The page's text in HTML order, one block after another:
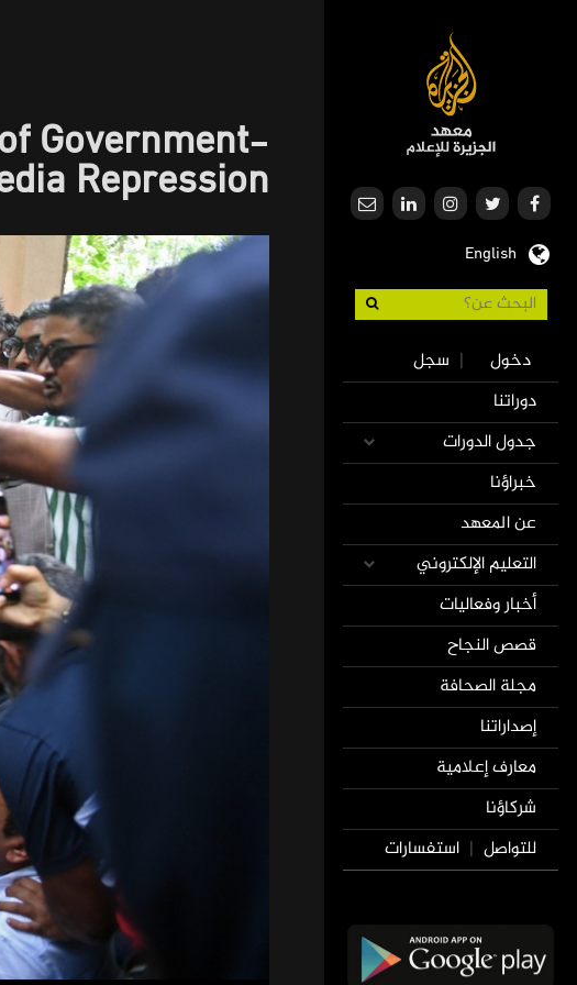
English
User
account
menu
دخول | سجل
Main
navigation
دوراتنا
جدول الدورات
خبراؤنا
عن المعهد
التعليم الإلكتروني
أخبار وفعاليات
قصص النجاح
مجلة الصحافة
إصداراتنا
معارف إعلامية
شركاؤنا
للتواصل | استفسارات
Government-
Repression